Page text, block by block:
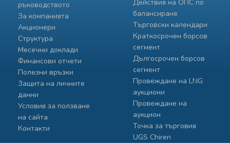
ръководството
За компанията
Акционери
Структура
Месечни доклади
Финансови отчети
Полезни връзки
Защита на личните
данни
Условия за ползване
на сайта
Контакти
Действия на ОПС по
балансиране
Търговски календари
Краткосрочен борсов
сегмент
Дългосрочен борсов
сегмент
Провеждане на LNG
аукциони
Провеждане на
аукцион
Точка за търговия
UGS Chiren